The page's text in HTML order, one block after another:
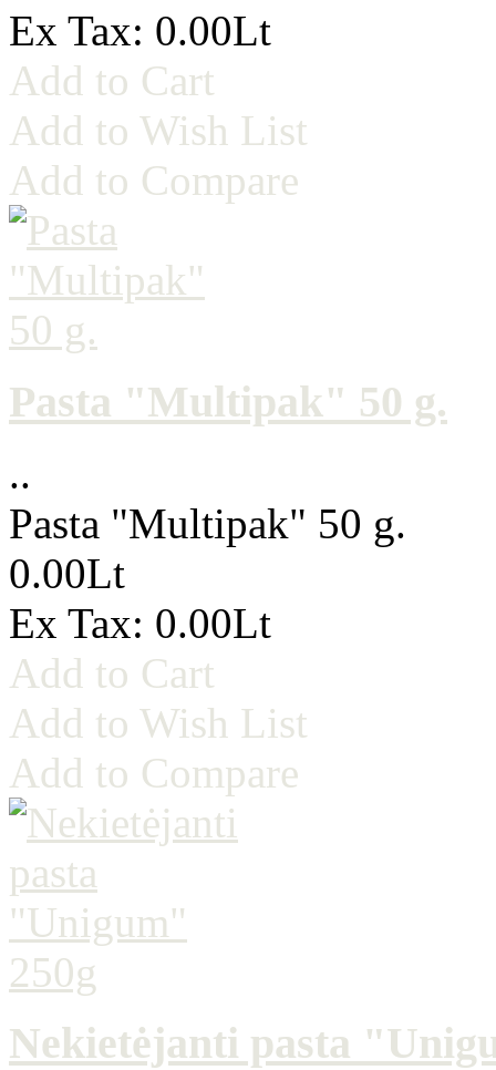
Ex Tax: 0.00Lt
Add to Cart
Add to Wish List
Add to Compare
Pasta "Multipak" 50 g.
..
Pasta "Multipak" 50 g.
0.00Lt
Ex Tax: 0.00Lt
Add to Cart
Add to Wish List
Add to Compare
Nekietėjanti pasta